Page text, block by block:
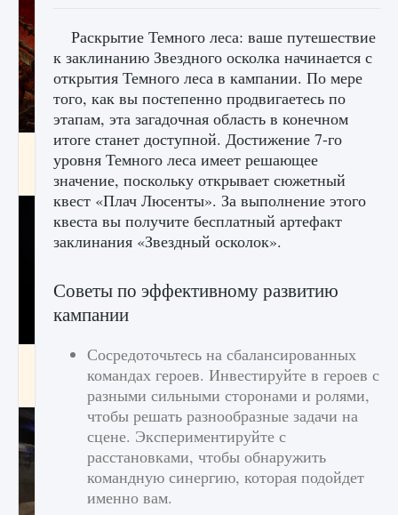
Как найти Гробницу Изгоев в Diablo 4
9 августа 2024 1 337 0 0
Как получить Thunder Egg в Stardew Valley
Раскрытие Темного леса: ваше путешествие
к заклинанию Звездного осколка начинается с
открытия Темного леса в кампании. По мере
того, как вы постепенно продвигаетесь по
этапам, эта загадочная область в конечном
итоге станет доступной. Достижение 7-го
уровня Темного леса имеет решающее
значение, поскольку открывает сюжетный
квест «Плач Люсенты». За выполнение этого
квеста вы получите бесплатный артефакт
заклинания «Звездный осколок».
Советы по эффективному развитию
кампании
Сосредоточьтесь на сбалансированных
командах героев. Инвестируйте в героев с
разными сильными сторонами и ролями,
чтобы решать разнообразные задачи на
сцене. Экспериментируйте с
расстановками, чтобы обнаружить
командную синергию, которая подойдет
именно вам.